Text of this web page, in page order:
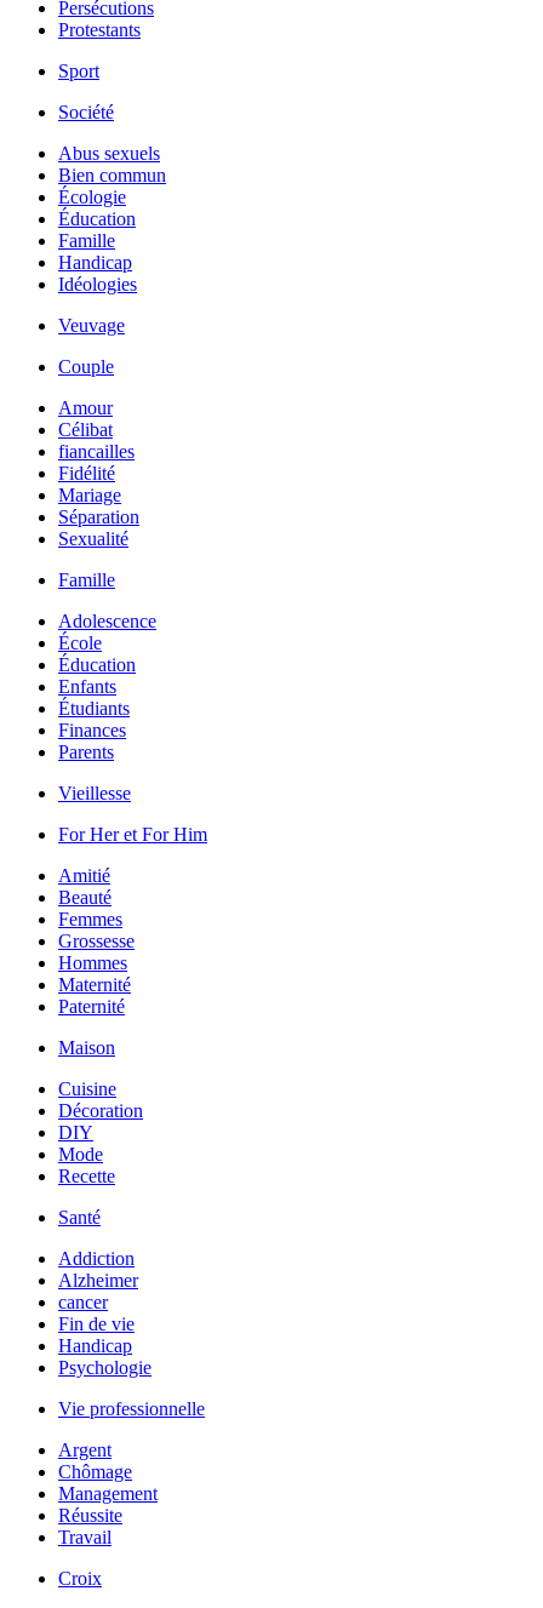
Persécutions
Protestants
Sport
Société
Abus sexuels
Bien commun
Écologie
Éducation
Famille
Handicap
Idéologies
Veuvage
Couple
Amour
Célibat
fiancailles
Fidélité
Mariage
Séparation
Sexualité
Famille
Adolescence
École
Éducation
Enfants
Étudiants
Finances
Parents
Vieillesse
For Her et For Him
Amitié
Beauté
Femmes
Grossesse
Hommes
Maternité
Paternité
Maison
Cuisine
Décoration
DIY
Mode
Recette
Santé
Addiction
Alzheimer
cancer
Fin de vie
Handicap
Psychologie
Vie professionnelle
Argent
Chômage
Management
Réussite
Travail
Croix